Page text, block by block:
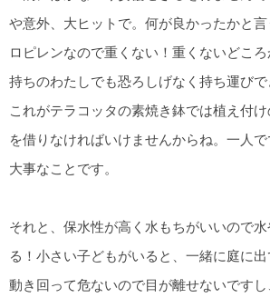
や意外、大ヒットで。何が良かったかと
ロピレンなので重くない！重くないどこ
持ちのわたしでも恐ろしげなく持ち運びで
これがテラコッタの素焼き鉢では植え付
を借りなければいけませんからね。一人
大事なことです。
それと、保水性が高く水もちがいいので
る！小さい子どもがいると、一緒に庭に
動き回って危ないので目が離せないです